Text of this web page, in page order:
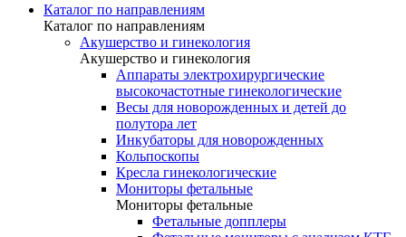
Каталог по направлениям
Каталог по направлениям
Акушерство и гинекология
Акушерство и гинекология
Аппараты электрохирургические
высокочастотные гинекологические
Весы для новорожденных и детей до
полутора лет
Инкубаторы для новорожденных
Кольпоскопы
Кресла гинекологические
Мониторы фетальные
Мониторы фетальные
Фетальные допплеры